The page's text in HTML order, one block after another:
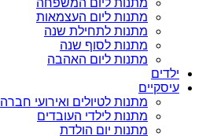
מתנות ליום המשפחה
מתנות ליום העצמאות
מתנות לתחילת שנה
מתנות לסוף שנה
מתנות ליום האהבה
ילדים
עיסקיים
מתנות לטיולים ואירועי חברה
מתנות לילדי העובדים
מתנות יום הולדת